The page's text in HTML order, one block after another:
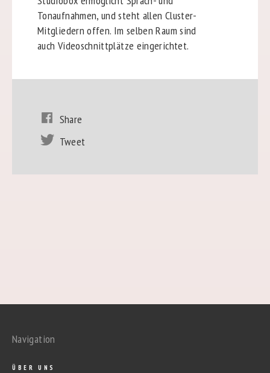
Tonaufnahmen, und steht allen Cluster-
Mitgliedern offen. Im selben Raum sind
auch Videoschnittplätze eingerichtet.
Share
Tweet
Navigation
ÜBER UNS